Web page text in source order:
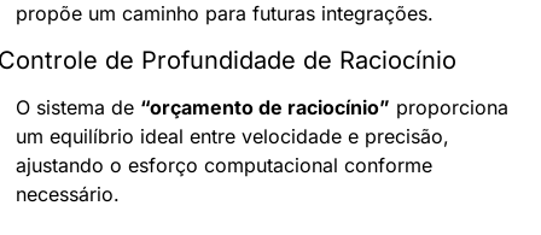
propõe um caminho para futuras integrações.
de Profundidade de Raciocínio
O sistema de “orçamento de raciocínio” proporciona
um equilíbrio ideal entre velocidade e precisão,
ajustando o esforço computacional conforme
necessário.